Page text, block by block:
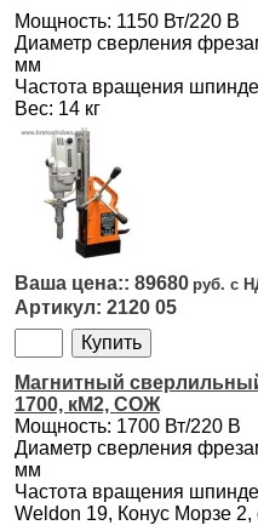
Мощность: 1150 Вт/220 В
Диаметр сверления
мм
Частота вращения
Вес: 14 кг
89680
2120 05
Магнитный
1700, кМ2, СОЖ
Мощность: 1700 Вт/220 В
Диаметр сверления
мм
Частота вращения
Weldon 19, Конус Морзе